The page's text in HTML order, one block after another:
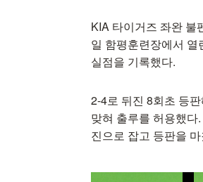
KIA 타이거즈 좌완 불
일 함평훈련장에서
실점을 기록했다.
2-4로 뒤진 8회초 등
맞혀 출루를 허용했
진으로 잡고 등판을